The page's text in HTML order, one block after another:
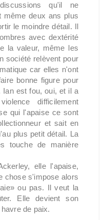
qu'il ne
même deux ans plus
le moindre détail. Il
avec dextérité
la valeur, même les
société relèvent pour
car elles n'ont
bonne figure pour
Ian est fou, oui, et il a
difficilement
qui l'apaise ce sont
et sait en
plus petit détail. La
touche de manière
elle l'apaise,
chose s'impose alors
ou pas. Il veut la
Elle devient son
de paix.